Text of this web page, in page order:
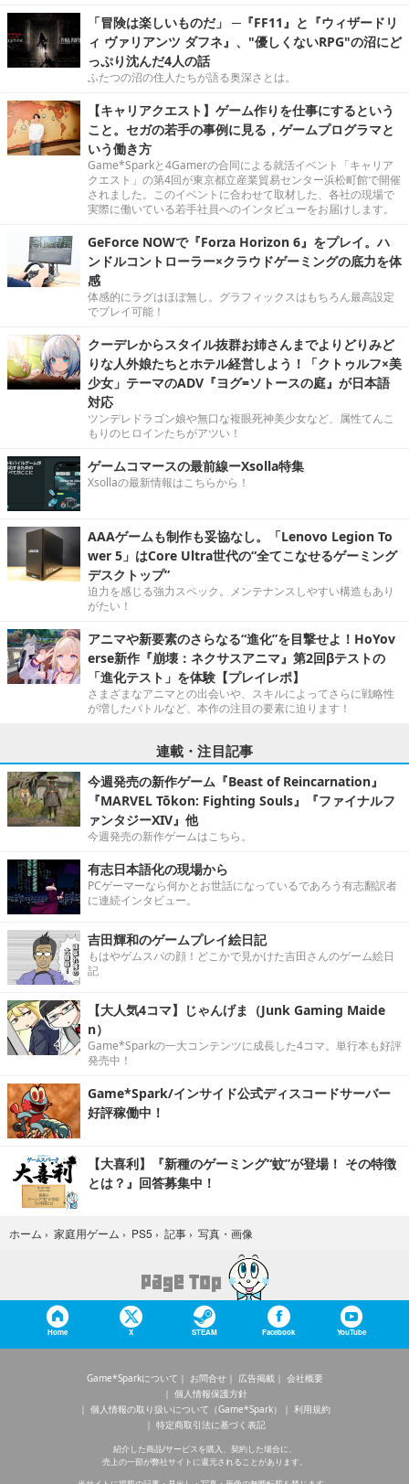
「冒険は楽しいものだ」 ─『FF11』と『ウィザードリ
ィ ヴァリアンツ ダフネ』、"優しくないRPG"の沼にど
っぷり沈んだ4人の話
ふたつの沼の住人たちが語る奥深さとは。
【キャリアクエスト】ゲーム作りを仕事にするという
こと。セガの若手の事例に見る，ゲームプログラマと
いう働き方
Game*Sparkと4Gamerの合同による就活イベント「キャリア
クエスト」の第4回が東京都立産業貿易センター浜松町館で開催
されました。このイベントに合わせて取材した、各社の現場で
実際に働いている若手社員へのインタビューをお届けします。
GeForce NOWで『Forza Horizon 6』をプレイ。ハ
ンドルコントローラー×クラウドゲーミングの底力を体
感
体感的にラグはほぼ無し。グラフィックスはもちろん最高設定
でプレイ可能！
クーデレからスタイル抜群お姉さんまでよりどりみど
りな人外娘たちとホテル経営しよう！「クトゥルフ×美
少女」テーマのADV『ヨグ=ソトースの庭』が日本語
対応
ツンデレドラゴン娘や無口な複眼死神美少女など、属性てんこ
もりのヒロインたちがアツい！
ゲームコマースの最前線ーXsolla特集
Xsollaの最新情報はこちらから！
AAAゲームも制作も妥協なし。「Lenovo Legion To
wer 5」はCore Ultra世代の“全てこなせるゲーミング
デスクトップ”
迫力を感じる強力スペック。メンテナンスしやすい構造もあり
がたい！
アニマや新要素のさらなる“進化”を目撃せよ！HoYov
erse新作『崩壊：ネクサスアニマ』第2回βテストの
「進化テスト」を体験【プレイレポ】
さまざまなアニマとの出会いや、スキルによってさらに戦略性
が増したバトルなど、本作の注目の要素に迫ります！
連載・注目記事
今週発売の新作ゲーム『Beast of Reincarnation』
『MARVEL Tōkon: Fighting Souls』『ファイナルフ
ァンタジーXIV』他
今週発売の新作ゲームはこちら。
有志日本語化の現場から
PCゲーマーなら何かとお世話になっているであろう有志翻訳者
に連続インタビュー。
吉田輝和のゲームプレイ絵日記
もはやゲムスパの顔！どこかで見かけた吉田さんのゲーム絵日
記
【大人気4コマ】じゃんげま（Junk Gaming Maide
n）
Game*Sparkの一大コンテンツに成長した4コマ。単行本も好評
発売中！
Game*Spark/インサイド公式ディスコードサーバー
好評稼働中！
【大喜利】『新種のゲーミング“蚊”が登場！ その特徴
とは？』回答募集中！
ホーム › 家庭用ゲーム › PS5 › 記事 › 写真・画像
Home X STEAM Facebook YouTube
Game*Sparkについて お問合せ 広告掲載
会社概要
個人情報保護方針
個人情報の取り扱いについて（Game*Spark）
利用規約
特定商取引法に基づく表記
紹介した商品/サービスを購入、契約した場合に、
売上の一部が弊社サイトに還元されることがあります。